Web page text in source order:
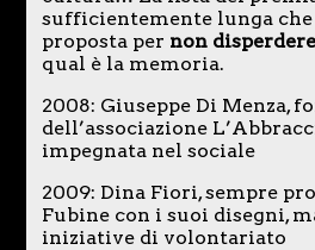
sufficientemente lunga
proposta per non
qual è la memoria.
2008: Giuseppe Di Menza,
dell’associazione
impegnata nel sociale
2009: Dina Fiori, sempre
Fubine con i suoi disegni,
iniziative di volontariato